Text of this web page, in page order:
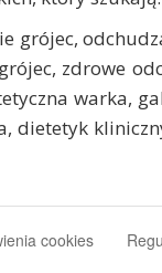
grójec,
zdrowe
warka,
dietetyk
cookies